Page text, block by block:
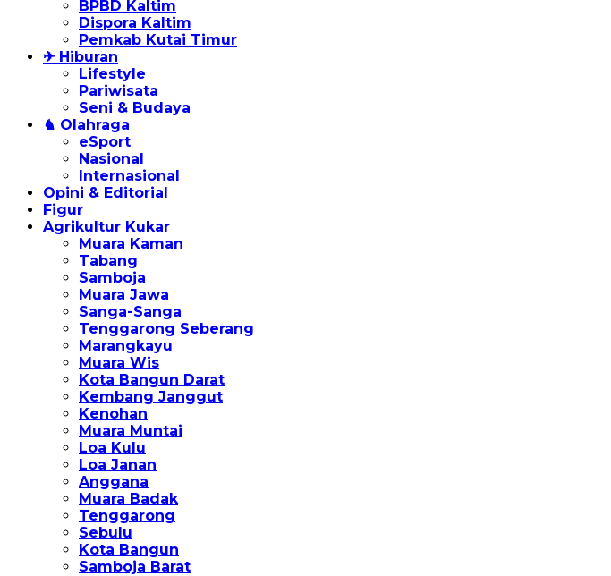
BPBD Kaltim
Dispora Kaltim
Pemkab Kutai Timur
✈ Hiburan
Lifestyle
Pariwisata
Seni & Budaya
♞ Olahraga
eSport
Nasional
Internasional
Opini & Editorial
Figur
Agrikultur Kukar
Muara Kaman
Tabang
Samboja
Muara Jawa
Sanga-Sanga
Tenggarong Seberang
Marangkayu
Muara Wis
Kota Bangun Darat
Kembang Janggut
Kenohan
Muara Muntai
Loa Kulu
Loa Janan
Anggana
Muara Badak
Tenggarong
Sebulu
Kota Bangun
Samboja Barat